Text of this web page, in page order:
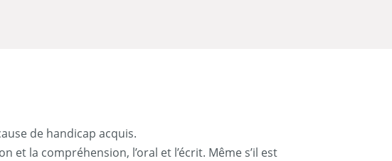
de handicap acquis.
la compréhension, l’oral et l’écrit. Même s’il est